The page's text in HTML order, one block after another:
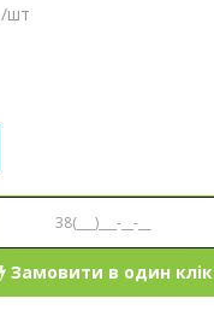
/шт
Замовити в один клік